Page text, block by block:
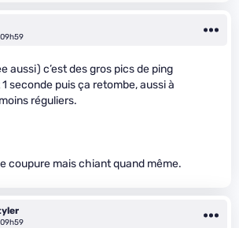
aussi) c’est des gros pics de ping
seconde puis ça retombe, aussi à
réguliers.
coupure mais chiant quand même.